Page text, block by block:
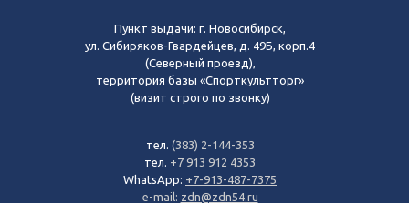
Пункт выдачи: г. Новосибирск,
ул. Сибиряков-Гвардейцев, д. 49Б, корп.4
(Северный проезд),
территория базы «Спорткультторг»
(визит строго по звонку)
тел. (383) 2-144-353
тел. +7 913 912 4353
WhatsApp: +7-913-487-7375
e-mail: zdn@zdn54.ru